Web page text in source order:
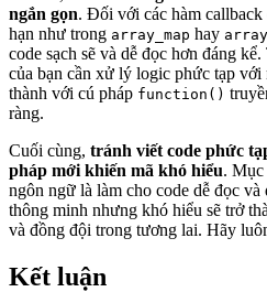
ngắn gọn. Đối với các hàm
hạn như trong array_map hay
code sạch sẽ và dễ đọc hơn đáng
của bạn cần xử lý logic phức tạp
thành với cú pháp function()
ràng.
Cuối cùng, tránh viết code phức
pháp mới khiến mã khó hiểu. Mục
ngôn ngữ là làm cho code dễ đọc
thông minh nhưng khó hiểu sẽ trở
và đồng đội trong tương lai. Hãy
Kết luận